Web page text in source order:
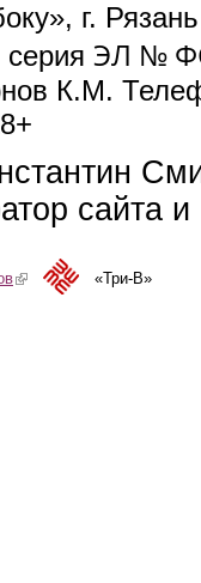
г.
ЭЛ №
К.М.
e-mail)
сайта
(link is external)«Три-В»